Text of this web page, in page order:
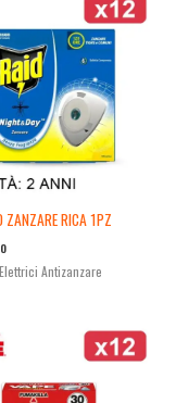
ZANZARE RICA 1PZ
Antizanzare